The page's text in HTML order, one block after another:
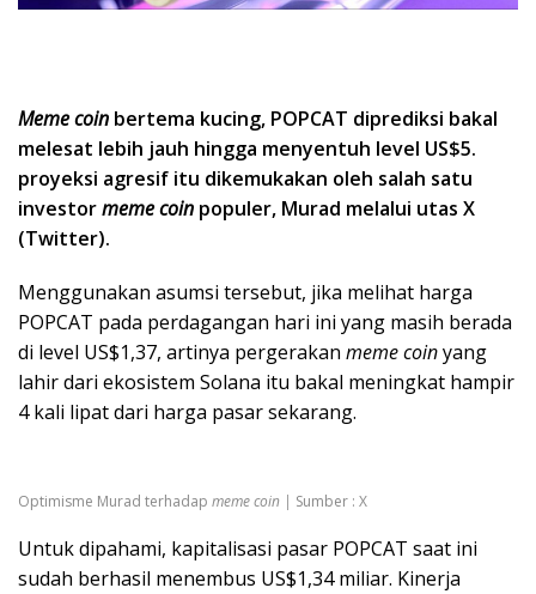
Meme coin bertema kucing, POPCAT diprediksi bakal
melesat lebih jauh hingga menyentuh level US$5.
proyeksi agresif itu dikemukakan oleh salah satu
investormeme coin populer, Murad melalui utas X
(Twitter).
Menggunakan asumsi tersebut, jika melihat harga
POPCAT pada perdagangan hari ini yang masih berada
di level US$1,37, artinya pergerakan meme coinyang
lahir dari ekosistem Solana itu bakal meningkat hampir
4 kali lipat dari harga pasar sekarang.
Optimisme Murad terhadap meme coin | Sumber : X
Untuk dipahami, kapitalisasi pasar POPCAT saat ini
sudah berhasil menembus US$1,34 miliar. Kinerja